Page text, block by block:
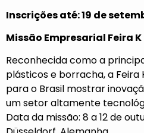
Inscrições até: 19 de
Missão Empresarial Feira K
Reconhecida como a
plásticos e borracha, a Feira
para o Brasil mostrar
um setor altamente
Data da missão: 8 a 12 de